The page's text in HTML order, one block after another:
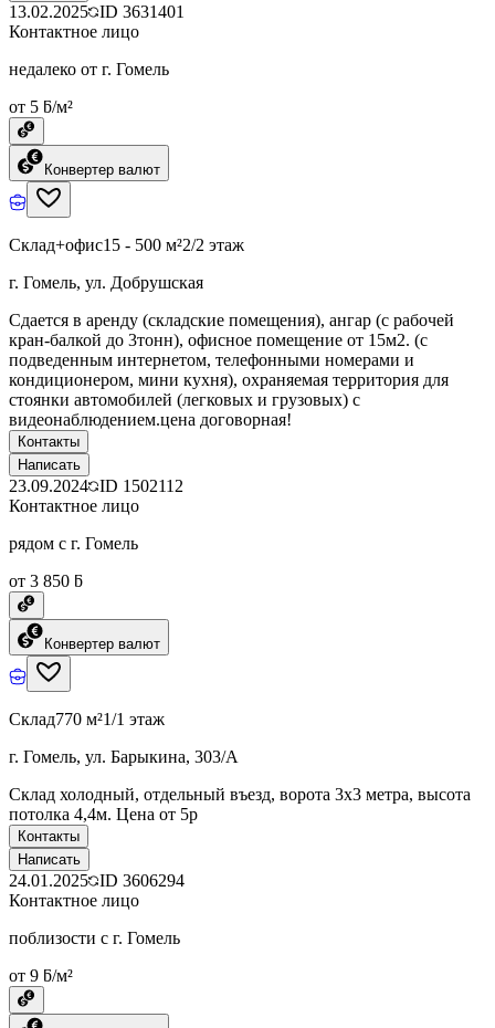
13.02.2025 ID 3631401
Контактное лицо
недалеко от г. Гомель
от 5 ƃ/м²
Конвертер валют
Склад+офис15 - 500 м²2/2 этаж
г. Гомель, ул. Добрушская
Cдается в аренду (складские помещения), ангар (с рабочей
кран-балкой до 3тонн), офисное помещение от 15м2. (с
подведенным интернетом, телефонными номерами и
кондиционером, мини кухня), охраняемая территория для
стоянки автомобилей (легковых и грузовых) с
видеонаблюдением.цена договорная!
Контакты
Написать
23.09.2024 ID 1502112
Контактное лицо
рядом с г. Гомель
от 3 850 ƃ
Конвертер валют
Склад770 м²1/1 этаж
г. Гомель, ул. Барыкина, 303/А
Склад холодный, отдельный въезд, ворота 3х3 метра, высота
потолка 4,4м. Цена от 5р
Контакты
Написать
24.01.2025 ID 3606294
Контактное лицо
поблизости с г. Гомель
от 9 ƃ/м²